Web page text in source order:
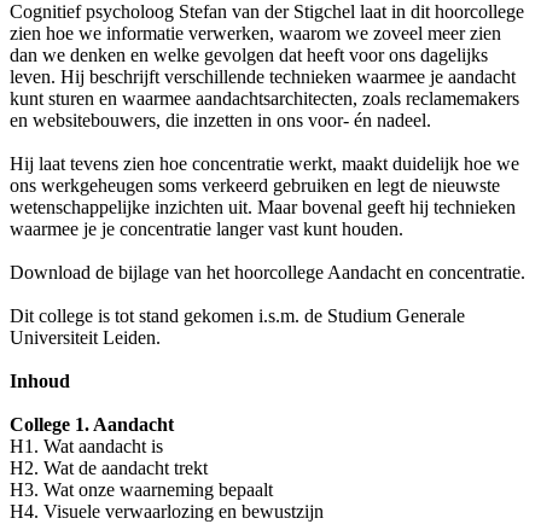
Cognitief psycholoog Stefan van der Stigchel laat in dit hoorcollege
zien hoe we informatie verwerken, waarom we zoveel meer zien
dan we denken en welke gevolgen dat heeft voor ons dagelijks
leven. Hij beschrijft verschillende technieken waarmee je aandacht
kunt sturen en waarmee aandachtsarchitecten, zoals reclamemakers
en websitebouwers, die inzetten in ons voor- én nadeel.
Hij laat tevens zien hoe concentratie werkt, maakt duidelijk hoe we
ons werkgeheugen soms verkeerd gebruiken en legt de nieuwste
wetenschappelijke inzichten uit. Maar bovenal geeft hij technieken
waarmee je je concentratie langer vast kunt houden.
Download de bijlage van het hoorcollege Aandacht en concentratie.
Dit college is tot stand gekomen i.s.m. de Studium Generale
Universiteit Leiden.
Inhoud
College 1. Aandacht
H1. Wat aandacht is
H2. Wat de aandacht trekt
H3. Wat onze waarneming bepaalt
H4. Visuele verwaarlozing en bewustzijn